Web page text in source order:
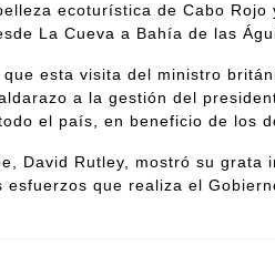
ecoturística de Cabo Rojo
La Cueva a Bahía de las
esta visita del ministro
a la gestión del
el país, en beneficio de los
David Rutley, mostró su grata
que realiza el